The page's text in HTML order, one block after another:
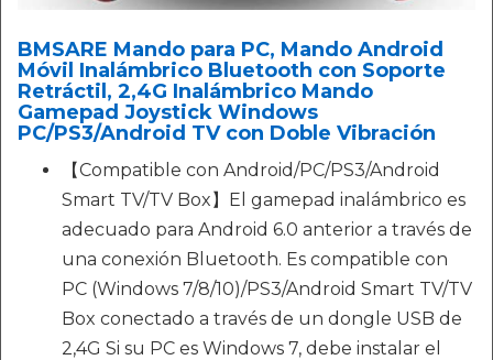
BMSARE Mando para PC, Mando Android
Móvil Inalámbrico Bluetooth con Soporte
Retráctil, 2,4G Inalámbrico Mando
Gamepad Joystick Windows
PC/PS3/Android TV con Doble Vibración
【Compatible con Android/PC/PS3/Android
Smart TV/TV Box】El gamepad inalámbrico es
adecuado para Android 6.0 anterior a través de
una conexión Bluetooth. Es compatible con
PC (Windows 7/8/10)/PS3/Android Smart TV/TV
Box conectado a través de un dongle USB de
2,4G Si su PC es Windows 7, debe instalar el